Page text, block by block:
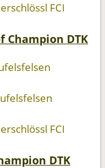
FCI
Champion DTK
FCI
DTK